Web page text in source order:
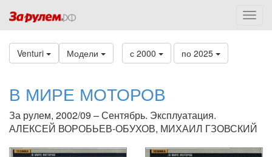
Venturi Модели с 2000 по 2025
В МИРЕ МОТОРОВ
За рулем, 2002/09 – Сентябрь. Эксплуатация.
АЛЕКСЕЙ ВОРОБЬЕВ-ОБУХОВ, МИХАИЛ ГЗОВСКИЙ